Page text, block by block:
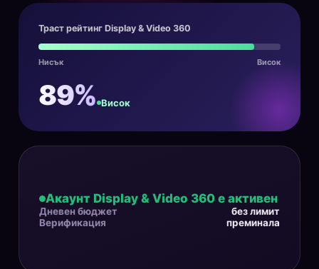
Траст рейтинг Display & Video 360
Нисък Висок
89% Висок
Акаунт Display & Video 360 е активен
Дневен бюджет
без лимит
Верификация
преминала